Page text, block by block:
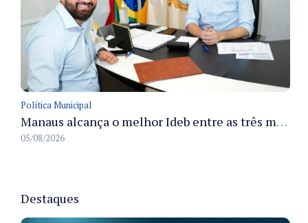
Política Municipal
Manaus alcança o melhor Ideb entre as três maiores redes municipais do país em 2025 com avanço na aprendizagem
05/08/2026
Destaques